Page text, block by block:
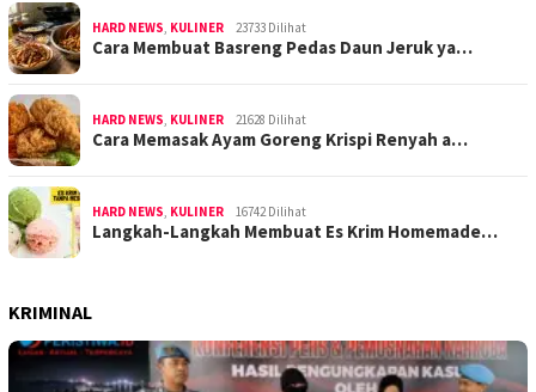
HARD NEWS KULINER 23733 Dilihat
Cara Membuat Basreng Pedas Daun Jeruk ya…
HARD NEWS KULINER 21628 Dilihat
Cara Memasak Ayam Goreng Krispi Renyah a…
HARD NEWS KULINER 16742 Dilihat
Langkah-Langkah Membuat Es Krim Homemade…
KRIMINAL